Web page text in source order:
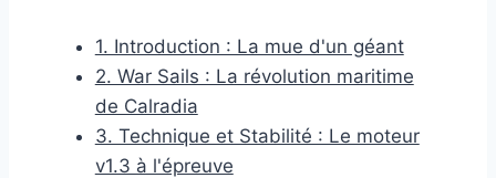
1. Introduction : La mue d'un géant
2. War Sails : La révolution maritime
de Calradia
3. Technique et Stabilité : Le moteur
v1.3 à l'épreuve